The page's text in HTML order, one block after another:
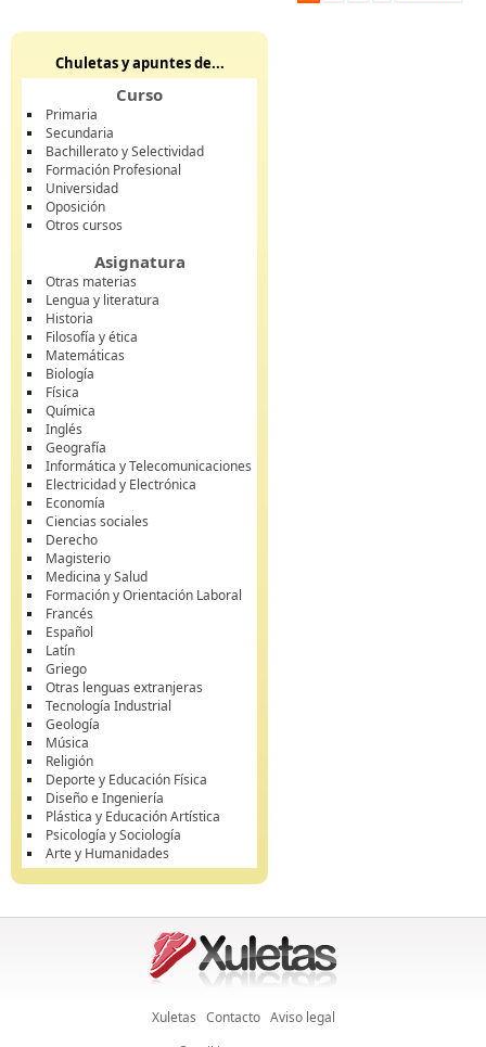
Chuletas y apuntes de...
Curso
Primaria
Secundaria
Bachillerato y Selectividad
Formación Profesional
Universidad
Oposición
Otros cursos
Asignatura
Otras materias
Lengua y literatura
Historia
Filosofía y ética
Matemáticas
Biología
Física
Química
Inglés
Geografía
Informática y Telecomunicaciones
Electricidad y Electrónica
Economía
Ciencias sociales
Derecho
Magisterio
Medicina y Salud
Formación y Orientación Laboral
Francés
Español
Latín
Griego
Otras lenguas extranjeras
Tecnología Industrial
Geología
Música
Religión
Deporte y Educación Física
Diseño e Ingeniería
Plástica y Educación Artística
Psicología y Sociología
Arte y Humanidades
Xuletas Contacto Aviso legal